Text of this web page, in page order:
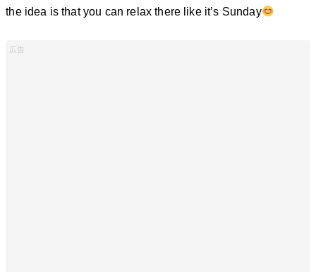
the idea is that you can relax there like it’s Sunday